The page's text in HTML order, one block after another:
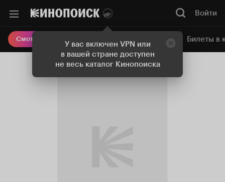
У вас включен VPN или
в вашей стране доступен
не весь каталог Кинопоиска
Войти
Смотреть кино Онлайн-кинотеатр Билеты в